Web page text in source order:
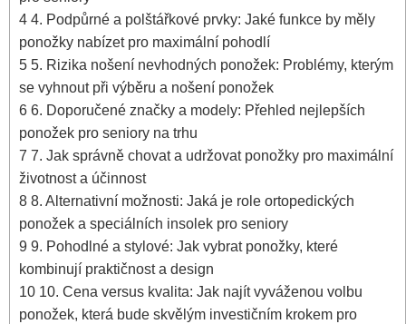
4 4. Podpůrné a polštářkové prvky: Jaké funkce by měly
ponožky nabízet pro maximální pohodlí
5 5. Rizika nošení nevhodných ponožek: Problémy, kterým
se vyhnout při výběru a nošení ponožek
6 6. Doporučené značky a modely: Přehled nejlepších
ponožek pro seniory na trhu
7 7. Jak správně chovat a udržovat ponožky pro maximální
životnost a účinnost
8 8. Alternativní možnosti: Jaká je role ortopedických
ponožek a speciálních insolek pro seniory
9 9. Pohodlné a stylové: Jak vybrat ponožky, které
kombinují praktičnost a design
10 10. Cena versus kvalita: Jak najít vyváženou volbu
ponožek, která bude skvělým investičním krokem pro